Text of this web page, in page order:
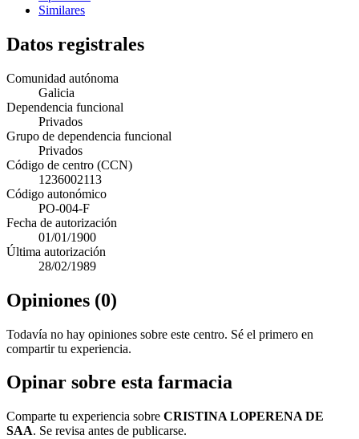
Similares
Datos registrales
Comunidad autónoma
Galicia
Dependencia funcional
Privados
Grupo de dependencia funcional
Privados
Código de centro (CCN)
1236002113
Código autonómico
PO-004-F
Fecha de autorización
01/01/1900
Última autorización
28/02/1989
Opiniones (0)
Todavía no hay opiniones sobre este centro. Sé el primero en
compartir tu experiencia.
Opinar sobre esta farmacia
Comparte tu experiencia sobre CRISTINA LOPERENA DE
SAA. Se revisa antes de publicarse.